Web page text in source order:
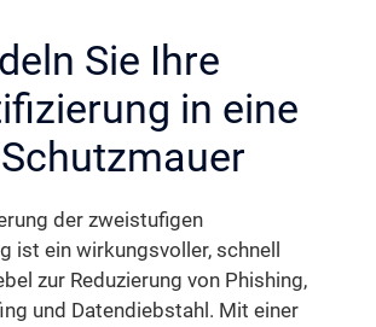
Sie Ihre
in eine
der zweistufigen
ist ein wirkungsvoller, schnell
zur Reduzierung von Phishing,
und Datendiebstahl. Mit einer